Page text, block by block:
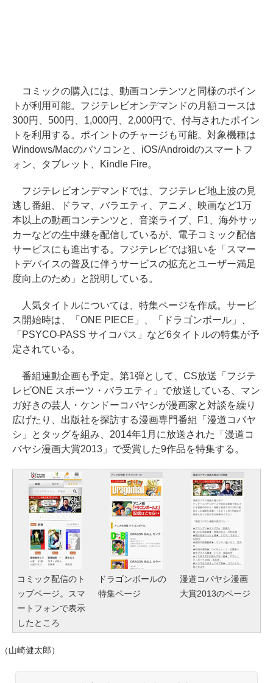
コミックの購入には、動画コンテンツと同様のポイン
トが利用可能。フジテレビオンデマンドの月額コースは
300円、500円、1,000円、2,000円で、付与されたポイン
トを利用する。ポイントのチャージも可能。対象機種は
Windows/Macのパソコンと、iOS/Androidのスマートフ
ォン、タブレット、Kindle Fire。
フジテレビオンデマンドでは、フジテレビ地上波の見
逃し番組、ドラマ、バラエティ、アニメ、映画など1万
本以上の動画コンテンツと、音楽ライブ、F1、海外サッ
カーなどの生中継を配信しているが、電子コミック配信
サービスにも進出する。フジテレビでは狙いを「スマー
トデバイスの普及に伴うサービスの拡充とユーザー満足
度向上のため」と説明している。
人気タイトルについては、特集ページを作成。サービ
ス開始時は、「ONE PIECE」、「ドラゴンボール」、
「PSYCO-PASS サイコパス」など6タイトルの特集が予
定されている。
番組連動企画も予定。第1弾として、CS放送「フジテ
レビONE スポーツ・バラエティ」で放送している、マン
ガ好きの芸人・ケンドーコバヤシが漫画家と対談を繰り
広げたり、出版社を探訪する漫画専門番組「漫道コバヤ
シ」とタッグを組み、2014年1月に放送された「漫道コ
バヤシ漫画大賞2013」で受賞した9作品を特集する。
コミック配信のト
ップページ。スマ
ートフォンで表示
したところ
ドラゴンボールの
特集ページ
漫道コバヤシ漫画
大賞2013のページ
（山崎健太郎）